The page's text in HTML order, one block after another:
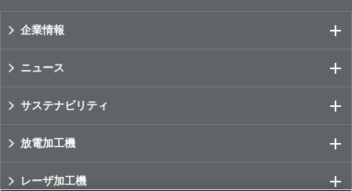
企業情報
ニュース
サステナビリティ
放電加工機
レーザ加工機